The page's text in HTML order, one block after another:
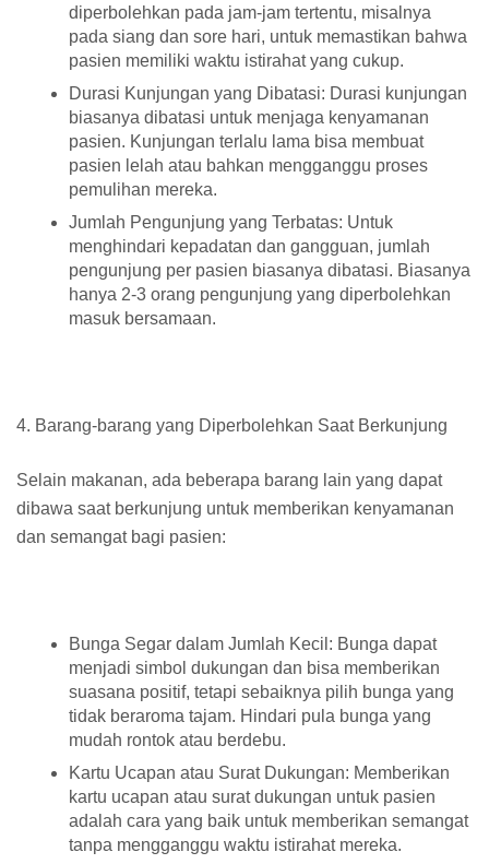
diperbolehkan pada jam-jam tertentu, misalnya
pada siang dan sore hari, untuk memastikan bahwa
pasien memiliki waktu istirahat yang cukup.
Durasi Kunjungan yang Dibatasi: Durasi kunjungan
biasanya dibatasi untuk menjaga kenyamanan
pasien. Kunjungan terlalu lama bisa membuat
pasien lelah atau bahkan mengganggu proses
pemulihan mereka.
Jumlah Pengunjung yang Terbatas: Untuk
menghindari kepadatan dan gangguan, jumlah
pengunjung per pasien biasanya dibatasi. Biasanya
hanya 2-3 orang pengunjung yang diperbolehkan
masuk bersamaan.
4. Barang-barang yang Diperbolehkan Saat Berkunjung
Selain makanan, ada beberapa barang lain yang dapat
dibawa saat berkunjung untuk memberikan kenyamanan
dan semangat bagi pasien:
Bunga Segar dalam Jumlah Kecil: Bunga dapat
menjadi simbol dukungan dan bisa memberikan
suasana positif, tetapi sebaiknya pilih bunga yang
tidak beraroma tajam. Hindari pula bunga yang
mudah rontok atau berdebu.
Kartu Ucapan atau Surat Dukungan: Memberikan
kartu ucapan atau surat dukungan untuk pasien
adalah cara yang baik untuk memberikan semangat
tanpa mengganggu waktu istirahat mereka.